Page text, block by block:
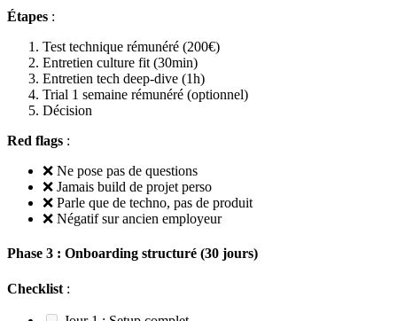
Étapes :
Test technique rémunéré (200€)
Entretien culture fit (30min)
Entretien tech deep-dive (1h)
Trial 1 semaine rémunéré (optionnel)
Décision
Red flags :
❌ Ne pose pas de questions
❌ Jamais build de projet perso
❌ Parle que de techno, pas de produit
❌ Négatif sur ancien employeur
Phase 3 : Onboarding structuré (30 jours)
Checklist :